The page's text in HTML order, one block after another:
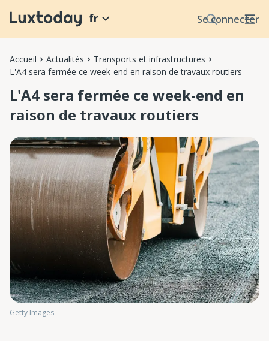
Se connecter
fr
Accueil Actualités
Transports et infrastructures
L'A4 sera fermée ce week-end en raison de travaux routiers
L'A4 sera fermée ce week-end en
raison de travaux routiers
Getty Images